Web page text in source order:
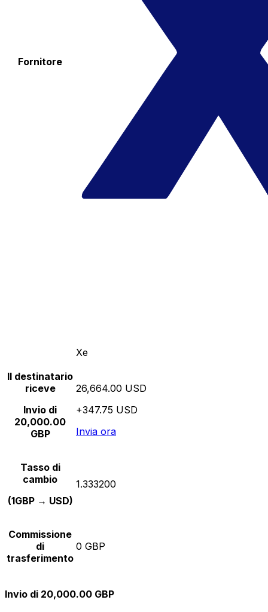
Fornitore
Xe
Il destinatario
riceve
Invio di
20,000.00
GBP
26,664.00 USD
+347.75 USD
Invia ora
Tasso di
cambio
(1GBP → USD)
1.333200
Commissione
di
trasferimento
0 GBP
Invio di 20,000.00 GBP